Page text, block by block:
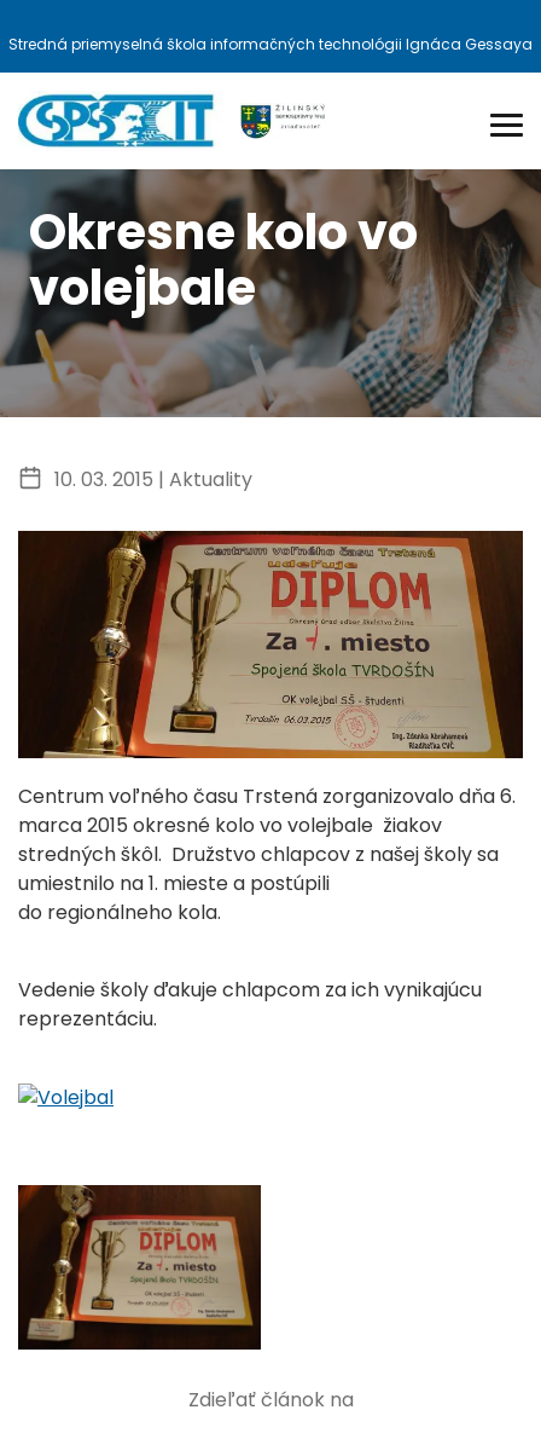
Stredná priemyselná škola informačných technológii Ignáca Gessaya
Okresne kolo vo
volejbale
10. 03. 2015 | Aktuality
Centrum voľného času Trstená zorganizovalo dňa 6.
marca 2015 okresné kolo vo volejbale žiakov
stredných škôl. Družstvo chlapcov z našej školy sa
umiestnilo na 1. mieste a postúpili
do regionálneho kola.
Vedenie školy ďakuje chlapcom za ich vynikajúcu
reprezentáciu.
Zdieľať článok na